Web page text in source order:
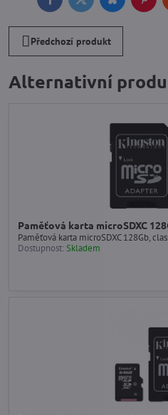
FacebookTwitterBluesky
Předchozí produkt
Alternativní
Paměťová karta microSDXC
Paměťová karta microSDXC 128Gb,
Dostupnost:Skladem